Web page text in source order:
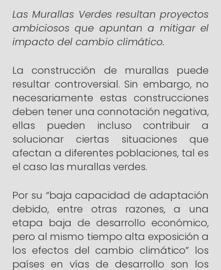
Las Murallas Verdes resultan proyectos
ambiciosos que apuntan a mitigar el
impacto del cambio climático.
La construcción de murallas puede
resultar controversial. Sin embargo, no
necesariamente estas construcciones
deben tener una connotación negativa,
ellas pueden incluso contribuir a
solucionar ciertas situaciones que
afectan a diferentes poblaciones, tal es
el caso las murallas verdes.
Por su “baja capacidad de adaptación
debido, entre otras razones, a una
etapa baja de desarrollo económico,
pero al mismo tiempo alta exposición a
los efectos del cambio climático” los
países en vías de desarrollo son los